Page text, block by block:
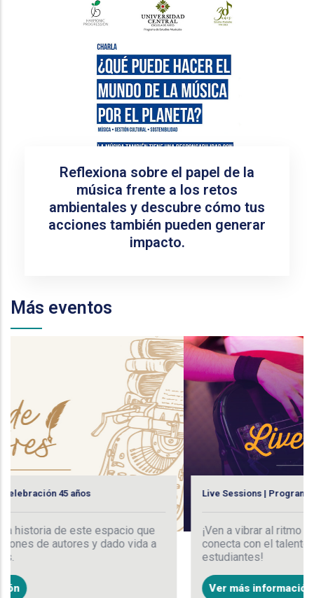
Reflexiona sobre el papel de la
música frente a los retos
ambientales y descubre cómo tus
acciones también pueden generar
impacto.
Más eventos
espacio que
y dado vida a
Live Sessions | Programa de Estudios
¡Ven a vibrar al ritmo de la música
conecta con el talento puro de nuestros
Ver más información